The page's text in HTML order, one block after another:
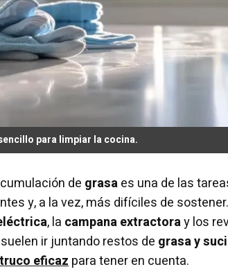
para limpiar la cocina.
de grasaes una de las
y, a la vez, más difíciles de
, la campana extractoray los
ir juntando restos de grasa y
eficazpara tener en cuenta.